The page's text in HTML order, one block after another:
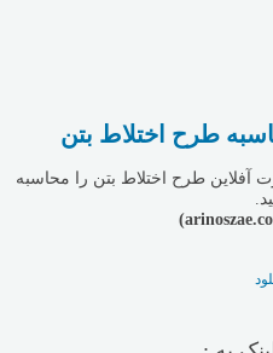
طرح اختلاط بتن
آفلاین طرح اختلاط بتن را محاسبه